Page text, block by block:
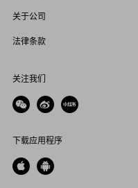
关于公司
法律条款
关注我们
下载应用程序